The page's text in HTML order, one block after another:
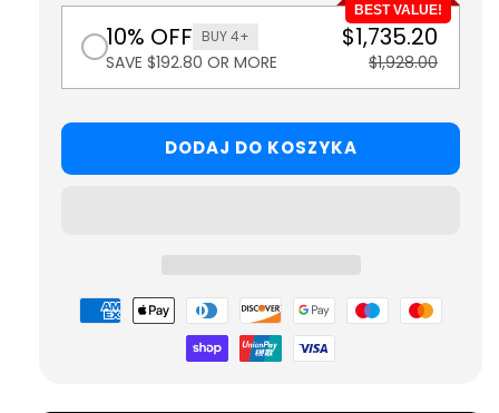
BEST VALUE!
10% OFF BUY 4+
SAVE $192.80 OR MORE
$1,735.20
$1,928.00
DODAJ DO KOSZYKA
Metody
płatności